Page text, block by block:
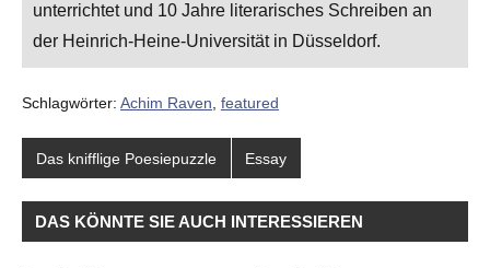
unterrichtet und 10 Jahre literarisches Schreiben an
der Heinrich-Heine-Universität in Düsseldorf.
Schlagwörter: Achim Raven featured
Das knifflige Poesiepuzzle Essay
DAS KÖNNTE SIE AUCH INTERESSIEREN